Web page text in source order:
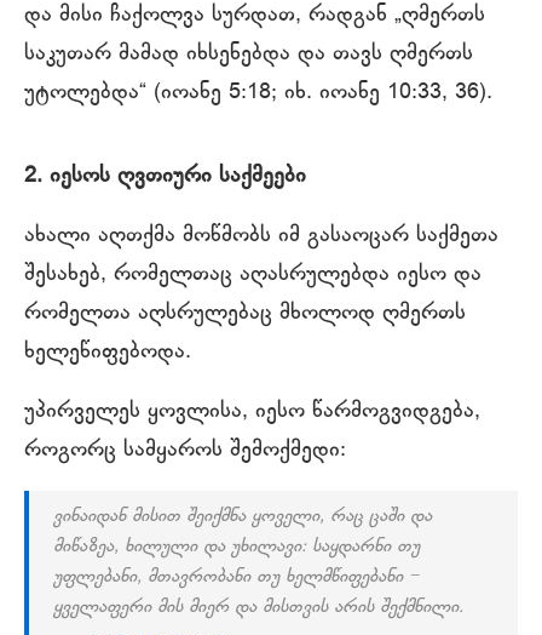
და მისი ჩაქოლვა სურდათ, რადგან „ღმერთს
საკუთარ მამად იხსენებდა და თავს ღმერთს
უტოლებდა“ (იოანე 5:18; იხ. იოანე 10:33, 36).
2. იესოს ღვთიური საქმეები
ახალი აღთქმა მოწმობს იმ გასაოცარ საქმეთა
შესახებ, რომელთაც აღასრულებდა იესო და
რომელთა აღსრულებაც მხოლოდ ღმერთს
ხელეწიფებოდა.
უპირველეს ყოვლისა, იესო წარმოგვიდგება,
როგორც სამყაროს შემოქმედი:
ვინაიდან მისით შეიქმნა ყოველი, რაც ცაში და
მიწაზეა, ხილული და უხილავი: საყდარნი თუ
უფლებანი, მთავრობანი თუ ხელმწიფებანი −
ყველაფერი მის მიერ და მისთვის არის შექმნილი.